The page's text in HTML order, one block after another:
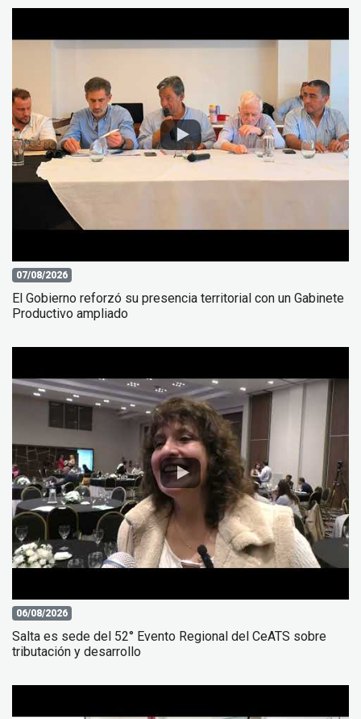
07/08/2026
El Gobierno reforzó su presencia territorial con un Gabinete
Productivo ampliado
06/08/2026
Salta es sede del 52° Evento Regional del CeATS sobre
tributación y desarrollo